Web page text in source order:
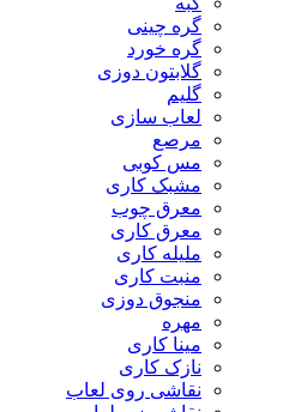
گره چینی
گره خورد
گلابتون دوزی
گلیم
لعاب سازی
مرصع
مس کوبی
مشبک کاری
معرق چوب
معرق کاری
مليله کاری
منبت کاری
منجوق دوزی
مهره
مینا کاری
نازک کاری
نقاشی روی لعاب